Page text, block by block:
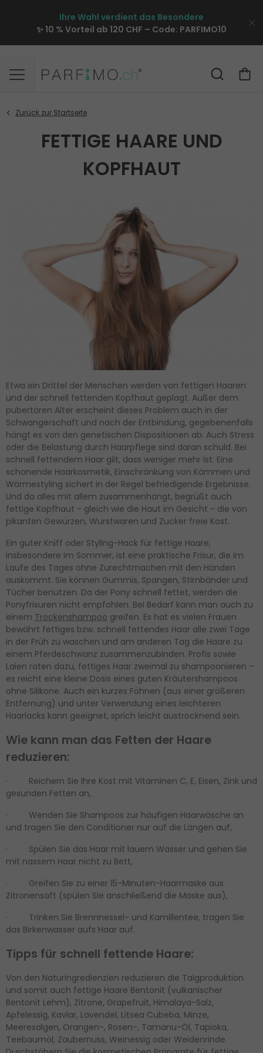
Ihre Wahl verdient das Besondere
✨ 10 % Vorteil ab 120 CHF – Code: PARFIMO10
FETTIGE HAARE UND
KOPFHAUT
Etwa ein Drittel der Menschen werden von fettigen Haaren
und der schnell fettenden Kopfhaut geplagt. Außer dem
pubertären Alter erscheint dieses Problem auch in der
Schwangerschaft und nach der Entbindung, gegebenenfalls
hängt es von den genetischen Dispositionen ab. Auch Stress
oder die Belastung durch Haarpflege sind daran schuld. Bei
schnell fettendem Haar gilt, dass weniger mehr ist. Eine
schonende Haarkosmetik, Einschränkung von Kämmen und
Wärmestyling sichert in der Regel befriedigende Ergebnisse.
Und da alles mit allem zusammenhängt, begrüßt auch
fettige Kopfhaut - gleich wie die Haut im Gesicht - die von
pikanten Gewürzen, Wurstwaren und Zucker freie Kost.
Ein guter Kniff oder Styling-Hack für fettige Haare,
insbesondere im Sommer, ist eine praktische Frisur, die im
Laufe des Tages ohne Zurechtmachen mit den Händen
auskommt. Sie können Gummis, Spangen, Stirnbänder und
Tücher benutzen. Da der Pony schnell fettet, werden die
Ponyfrisuren nicht empfohlen. Bei Bedarf kann man auch zu
einem Trockenshampoo greifen. Es hat es vielen Frauen
bewährt fettiges bzw. schnell fettendes Haar alle zwei Tage
in der Früh zu waschen und am anderen Tag die Haare zu
einem Pferdeschwanz zusammenzubinden. Profis sowie
Laien raten dazu, fettiges Haar zweimal zu shampoonieren –
es reicht eine kleine Dosis eines guten Kräutershampoos
ohne Silikone. Auch ein kurzes Föhnen (aus einer größeren
Entfernung) und unter Verwendung eines leichteren
Haarlacks kann geeignet, sprich leicht austrocknend sein.
Wie kann man das Fetten der Haare
reduzieren:
· Reichern Sie Ihre Kost mit Vitaminen C, E, Eisen, Zink und
gesunden Fetten an,
· Wenden Sie Shampoos zur häufigen Haarwäsche an
und tragen Sie den Conditioner nur auf die Längen auf,
· Spülen Sie das Haar mit lauem Wasser und gehen Sie
mit nassem Haar nicht zu Bett,
· Greifen Sie zu einer 15-Minuten-Haarmaske aus
Zitronensaft (spülen Sie anschließend die Maske aus),
· Trinken Sie Brennnessel- und Kamillentee, tragen Sie
das Birkenwasser aufs Haar auf.
Tipps für schnell fettende Haare:
Von den Naturingredienzien reduzieren die Talgproduktion
und somit auch fettige Haare Bentonit (vulkanischer
Bentonit Lehm), Zitrone, Grapefruit, Himalaya-Salz,
Apfelessig, Kaviar, Lavendel, Litsea Cubeba, Minze,
Meeresalgen, Orangen-, Rosen-, Tamanu-Öl, Tapioka,
Teebaumöl, Zaubernuss, Weinessig oder Weidenrinde.